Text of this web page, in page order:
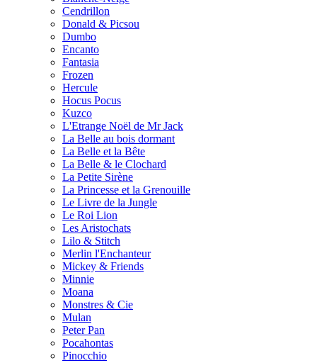
Cendrillon
Donald & Picsou
Dumbo
Encanto
Fantasia
Frozen
Hercule
Hocus Pocus
Kuzco
L'Etrange Noël de Mr Jack
La Belle au bois dormant
La Belle et la Bête
La Belle & le Clochard
La Petite Sirène
La Princesse et la Grenouille
Le Livre de la Jungle
Le Roi Lion
Les Aristochats
Lilo & Stitch
Merlin l'Enchanteur
Mickey & Friends
Minnie
Moana
Monstres & Cie
Mulan
Peter Pan
Pocahontas
Pinocchio